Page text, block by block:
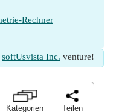
Rechner
softUsvista Inc. venture!
Kategorien Teilen